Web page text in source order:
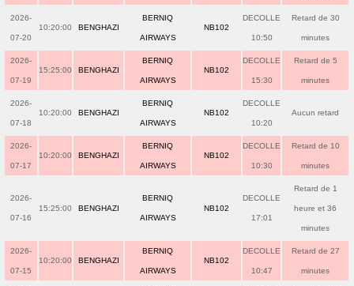
2026-
07-20
10:20:00 BENGHAZI
BERNIQ
AIRWAYS
NB102
DECOLLE
10:50
Retard de 30
minutes
2026-
07-19
15:25:00 BENGHAZI
BERNIQ
AIRWAYS
NB102
DECOLLE
15:30
Retard de 5
minutes
2026-
07-18
10:20:00 BENGHAZI
BERNIQ
AIRWAYS
NB102
DECOLLE
10:20
Aucun retard
2026-
07-17
10:20:00 BENGHAZI
BERNIQ
AIRWAYS
NB102
DECOLLE
10:30
Retard de 10
minutes
2026-
07-16
15:25:00 BENGHAZI
BERNIQ
AIRWAYS
NB102
DECOLLE
17:01
Retard de 1
heure et 36
minutes
2026-
07-15
10:20:00 BENGHAZI
BERNIQ
AIRWAYS
NB102
DECOLLE
10:47
Retard de 27
minutes